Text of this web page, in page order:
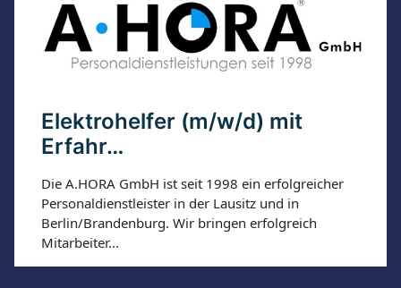
Elektrohelfer (m/w/d) mit
Erfahr…
Die A.HORA GmbH ist seit 1998 ein erfolgreicher
Personaldienstleister in der Lausitz und in
Berlin/Brandenburg. Wir bringen erfolgreich
Mitarbeiter...